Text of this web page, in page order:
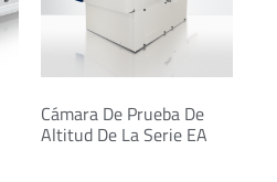
Cámara De Prueba De
Altitud De La Serie EA